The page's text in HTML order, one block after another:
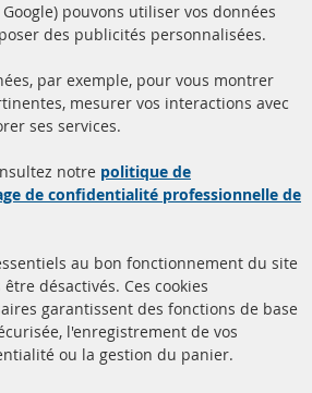
à propos de nous
livraison
Contact
Résilier le contrat
pouvons utiliser vos données
des publicités personnalisées.
par exemple, pour vous montrer
mesurer vos interactions avec
ses services.
notre politique de
de confidentialité professionnelle de
au bon fonctionnement du site
désactivés. Ces cookies
garantissent des fonctions de base
l'enregistrement de vos
ou la gestion du panier.